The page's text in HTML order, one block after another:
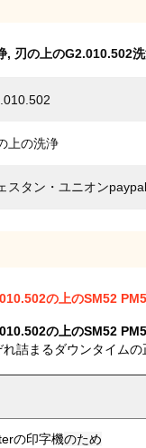
, 刃の上のG2.010.502
上の洗浄
スタン・ユニオン
の上のSM52
の上のSM52
詰まるダウンタイム
の印字機のため